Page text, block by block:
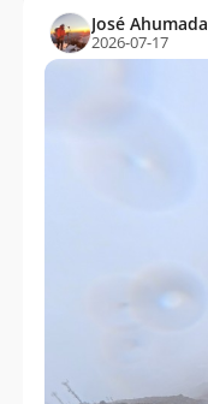
José Ahumada
2026-07-17